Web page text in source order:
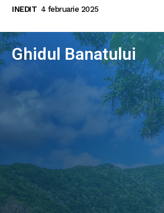
INEDIT 4 februarie 2025
Ghidul Banatului